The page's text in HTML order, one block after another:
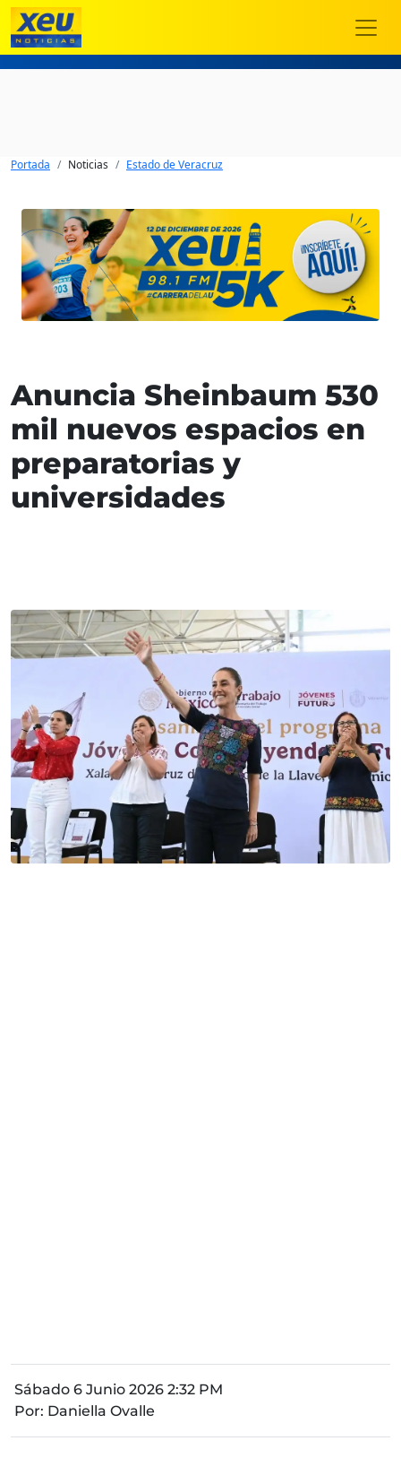
Portada Noticias Estado de Veracruz
Anuncia Sheinbaum 530
mil nuevos espacios en
preparatorias y
universidades
Sábado 6 Junio 2026 2:32 PM
Por: Daniella Ovalle